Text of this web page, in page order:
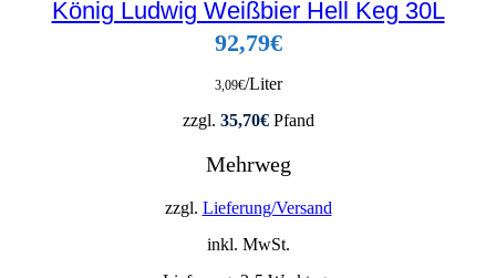
König Ludwig Weißbier Hell Keg 30L
92,79€
3,09€/Liter
zzgl. 35,70€Pfand
Mehrweg
zzgl. Lieferung/Versand
inkl. MwSt.